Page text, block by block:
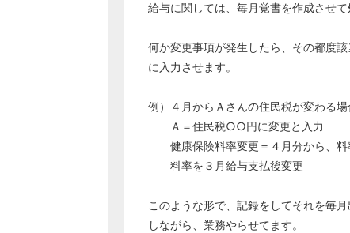
給与に関しては、毎月覚書を作成させて
何か変更事項が発生したら、その都度
に入力させます。
例）４月からＡさんの住民税が変わる
Ａ＝住民税○○円に変更と入力
健康保険料率変更＝４月分から、料
料率を３月給与支払後変更
このような形で、記録をしてそれを毎
しながら、業務やらせてます。